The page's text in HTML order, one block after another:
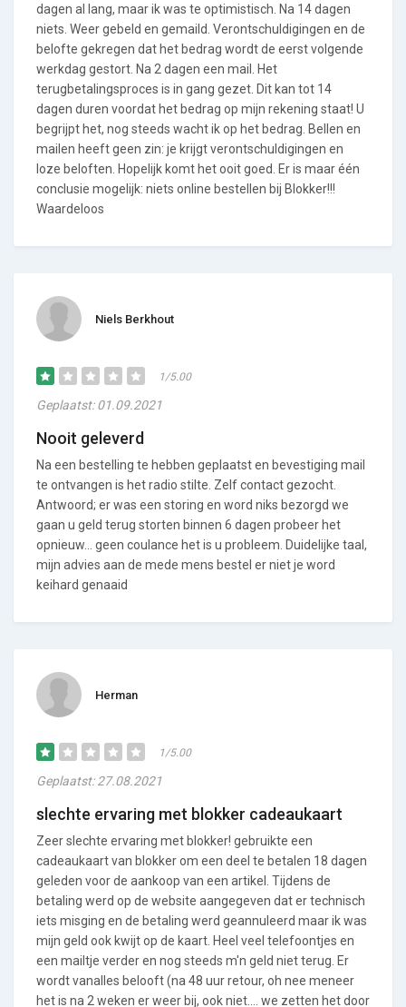
dagen al lang, maar ik was te optimistisch. Na 14 dagen
niets. Weer gebeld en gemaild. Verontschuldigingen en de
belofte gekregen dat het bedrag wordt de eerst volgende
werkdag gestort. Na 2 dagen een mail. Het
terugbetalingsproces is in gang gezet. Dit kan tot 14
dagen duren voordat het bedrag op mijn rekening staat! U
begrijpt het, nog steeds wacht ik op het bedrag. Bellen en
mailen heeft geen zin: je krijgt verontschuldigingen en
loze beloften. Hopelijk komt het ooit goed. Er is maar één
conclusie mogelijk: niets online bestellen bij Blokker!!!
Waardeloos
Niels Berkhout
1/5.00
Geplaatst: 01.09.2021
Nooit geleverd
Na een bestelling te hebben geplaatst en bevestiging mail
te ontvangen is het radio stilte. Zelf contact gezocht.
Antwoord; er was een storing en word niks bezorgd we
gaan u geld terug storten binnen 6 dagen probeer het
opnieuw... geen coulance het is u probleem. Duidelijke taal,
mijn advies aan de mede mens bestel er niet je word
keihard genaaid
Herman
1/5.00
Geplaatst: 27.08.2021
slechte ervaring met blokker cadeaukaart
Zeer slechte ervaring met blokker! gebruikte een
cadeaukaart van blokker om een deel te betalen 18 dagen
geleden voor de aankoop van een artikel. Tijdens de
betaling werd op de website aangegeven dat er technisch
iets misging en de betaling werd geannuleerd maar ik was
mijn geld ook kwijt op de kaart. Heel veel telefoontjes en
een mailtje verder en nog steeds m'n geld niet terug. Er
wordt vanalles belooft (na 48 uur retour, oh nee meneer
het is na 2 weken er weer bij, ook niet.... we zetten het door